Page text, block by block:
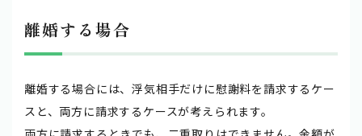
離婚する場合
離婚する場合には、浮気相手だけに慰謝料を請求するケー
スと、両方に請求するケースが考えられます。